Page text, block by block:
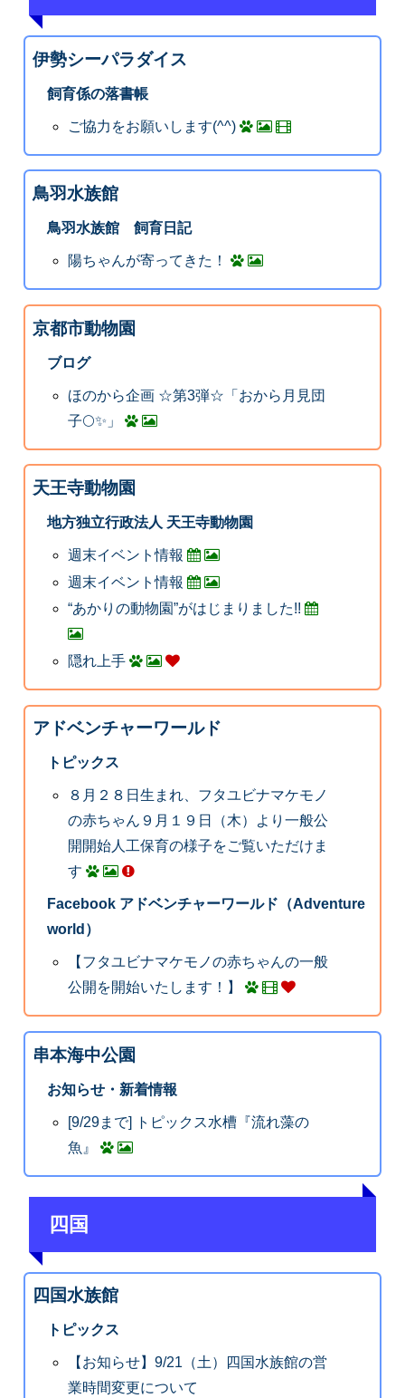
伊勢シーパラダイス
飼育係の落書帳
ご協力をお願いします(^^)
鳥羽水族館
鳥羽水族館 飼育日記
陽ちゃんが寄ってきた！
京都市動物園
ブログ
ほのから企画 ☆第3弾☆「おから月見団
子🌕✨」
天王寺動物園
地方独立行政法人 天王寺動物園
週末イベント情報
週末イベント情報
“あかりの動物園”がはじまりました!!
隠れ上手
アドベンチャーワールド
トピックス
８月２８日生まれ、フタユビナマケモノ
の赤ちゃん９月１９日（木）より一般公
開開始人工保育の様子をご覧いただけま
す
Facebook アドベンチャーワールド（Adventure
world）
【フタユビナマケモノの赤ちゃんの一般
公開を開始いたします！】
串本海中公園
お知らせ・新着情報
[9/29まで] トピックス水槽『流れ藻の
魚』
四国
四国水族館
トピックス
【お知らせ】9/21（土）四国水族館の営
業時間変更について